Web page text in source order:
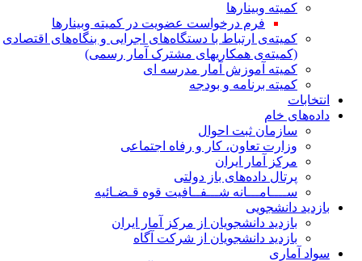
کمیته وبینارها
فرم درخواست عضویت در کمیته وبینارها
کمیته‌ی ارتباط با دستگاه‌های اجرایی و بنگاه‌های اقتصادی
(کمیته‌ی همکاریهای مشترک آمار رسمی)
کمیته آموزش آمار مدرسه ای
کمیته برنامه و بودجه
انتخابات
داده‌های خام
سازمان ثبت احوال
وزارت تعاون، کار و رفاه اجتماعی
مرکز آمار ایران
پرتال داده‌های باز دولتی
ســــامـــانه شـــفــافیت قوه قـضـائیه
بازدید دانشجویی
بازدید دانشجویان از مرکز آمار ایران
بازدید دانشجویان از شرکت آگاه
سواد آماری